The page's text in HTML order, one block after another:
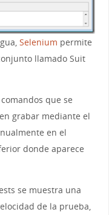
Selenium permite
llamado Suit
que se
grabar mediante el
en el
donde aparece
se muestra una
de la prueba,